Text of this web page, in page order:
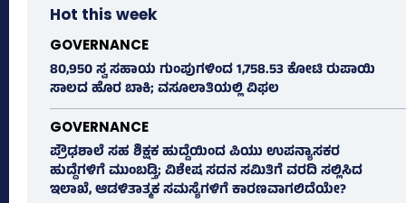
Hot this week
GOVERNANCE
80,950 ಸ್ವ ಸಹಾಯ ಗುಂಪುಗಳಿಂದ 1,758.53 ಕೋಟಿ ರುಪಾಯಿ
ಸಾಲದ ಹೊರ ಬಾಕಿ; ವಸೂಲಾತಿಯಲ್ಲಿ ವಿಫಲ
GOVERNANCE
ಪ್ರೌಢಶಾಲೆ ಸಹ ಶಿಕ್ಷಕ ಹುದ್ದೆಯಿಂದ ಪಿಯು ಉಪನ್ಯಾಸಕರ
ಹುದ್ದೆಗಳಿಗೆ ಮುಂಬಡ್ತಿ; ವಿಶೇಷ ಸದನ ಸಮಿತಿಗೆ ವರದಿ ಸಲ್ಲಿಸಿದ
ಇಲಾಖೆ, ಆಡಳಿತಾತ್ಮಕ ಸಮಸ್ಯೆಗಳಿಗೆ ಕಾರಣವಾಗಲಿದೆಯೇ?